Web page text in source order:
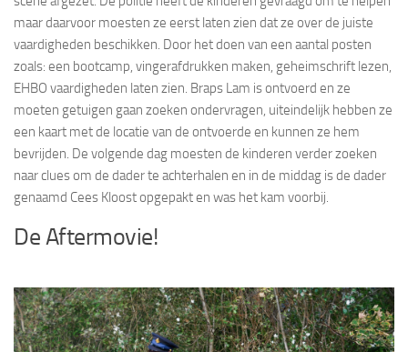
Lasergame geweren verhuur
Contact
maar daarvoor moesten ze eerst laten zien dat ze over de juiste
vaardigheden beschikken. Door het doen van een aantal posten
zoals: een bootcamp, vingerafdrukken maken, geheimschrift lezen,
EHBO vaardigheden laten zien. Braps Lam is ontvoerd en ze
moeten getuigen gaan zoeken ondervragen, uiteindelijk hebben ze
een kaart met de locatie van de ontvoerde en kunnen ze hem
bevrijden. De volgende dag moesten de kinderen verder zoeken
naar clues om de dader te achterhalen en in de middag is de dader
genaamd Cees Kloost opgepakt en was het kam voorbij.
De Aftermovie!
Videospeler